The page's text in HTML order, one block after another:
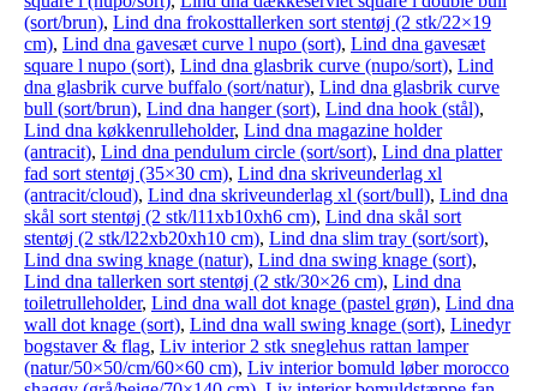
(sort/brun), Lind dna frokosttallerken sort stentøj (2 stk/22×19
cm), Lind dna gavesæt curve l nupo (sort), Lind dna gavesæt
square l nupo (sort), Lind dna glasbrik curve (nupo/sort), Lind
dna glasbrik curve buffalo (sort/natur), Lind dna glasbrik curve
bull (sort/brun), Lind dna hanger (sort), Lind dna hook (stål),
Lind dna køkkenrulleholder, Lind dna magazine holder
(antracit), Lind dna pendulum circle (sort/sort), Lind dna platter
fad sort stentøj (35×30 cm), Lind dna skriveunderlag xl
(antracit/cloud), Lind dna skriveunderlag xl (sort/bull), Lind dna
skål sort stentøj (2 stk/l11xb10xh6 cm), Lind dna skål sort
stentøj (2 stk/l22xb20xh10 cm), Lind dna slim tray (sort/sort),
Lind dna swing knage (natur), Lind dna swing knage (sort),
Lind dna tallerken sort stentøj (2 stk/30×26 cm), Lind dna
toiletrulleholder, Lind dna wall dot knage (pastel grøn), Lind dna
wall dot knage (sort), Lind dna wall swing knage (sort), Linedyr
bogstaver & flag, Liv interior 2 stk sneglehus rattan lamper
(natur/50×50/cm/60×60 cm), Liv interior bomuld løber morocco